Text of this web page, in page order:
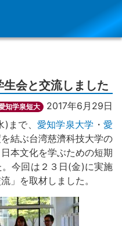
会と交流しました
知学泉短大
2017年6月29日
まで、 愛知学泉大学 ・愛
結ぶ台湾慈濟科技大学の
本文化を学ぶための短期
今回は２３日(金)に実施
」を取材しました。